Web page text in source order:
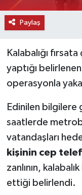
Paylaş
Kalabalığı
yaptığı
operasyonla
Edinilen bilgilere
saatlerde
vatandaşları
kişinin cep
zanlının,
ettiği belirlendi.
SPOR
TİCARET
YAŞAM